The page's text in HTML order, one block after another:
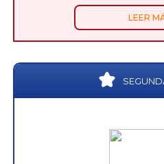
LEER